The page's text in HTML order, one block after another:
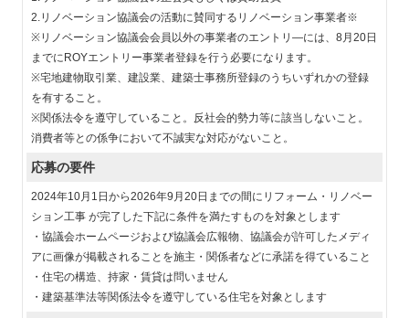
2.リノベーション協議会の活動に賛同するリノベーション事業者※
※リノベーション協議会会員以外の事業者のエントリ―には、8月20日
までにROYエントリー事業者登録を行う必要になります。
※宅地建物取引業、建設業、建築士事務所登録のうちいずれかの登録
を有すること。
※関係法令を遵守していること。反社会的勢力等に該当しないこと。
消費者等との係争において不誠実な対応がないこと。
応募の要件
2024年10月1日から2026年9月20日までの間にリフォーム・リノベー
ション工事 が完了した下記に条件を満たすものを対象とします
・協議会ホームページおよび協議会広報物、協議会が許可したメディ
アに画像が掲載されることを施主・関係者などに承諾を得ていること
・住宅の構造、持家・賃貸は問いません
・建築基準法等関係法令を遵守している住宅を対象とします